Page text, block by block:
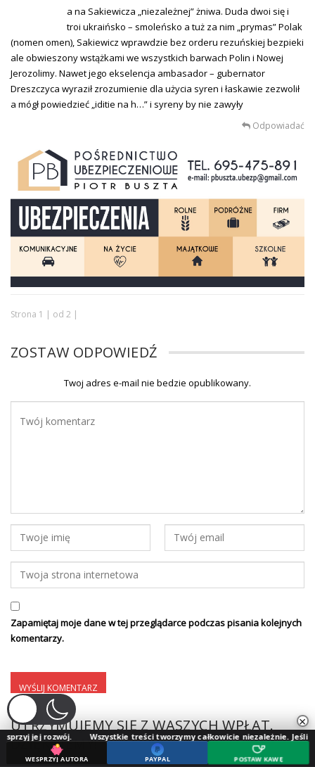
a na Sakiewicza „niezależnej” żniwa. Duda dwoi się i
troi ukraińsko – smoleńsko a tuż za nim „prymas” Polak
(nomen omen), Sakiewicz wprawdzie bez orderu rezuńskiej bezpieki
ale obwieszony wstążkami we wszystkich barwach Polin i Nowej
Jerozolimy. Nawet jego ekselencja ambasador – gubernator
Dreszczyca wyraził zrozumienie dla użycia syren i łaskawie zezwolił
a mógł powiedzieć „iditie na h…” i syreny by nie zawyły
Odpowiadać
Strona 1 | od 2 |
ZOSTAW ODPOWIEDŹ
Twoj adres e-mail nie bedzie opublikowany.
Zapamiętaj moje dane w tej przeglądarce podczas pisania kolejnych
komentarzy.
UTRZYMUJEMY SIĘ Z WASZYCH WPŁAT.
DZIĘKUJEMY!
×
Wszystkie treści tworzymy całkowicie niezależnie. Jeśli doceniasz
WESPRZYJ AUTORA PAYPAL POSTAW KAWĘ